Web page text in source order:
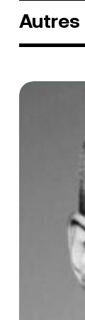
Autres
Armen